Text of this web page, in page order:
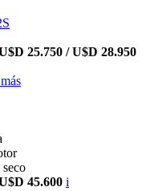
25.750 / U$D 28.950
seco
45.600 i